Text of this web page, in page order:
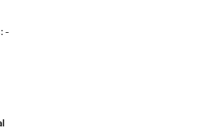
-